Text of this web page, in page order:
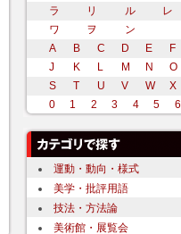
ラ
リ ル レ
ワ
ヲ
ン
A
B C D E F
J
K L M N O
S
T U V W X
0
1 2 3 4 5 6
運動・動向・様式
美学・批評用語
技法・方法論
美術館・展覧会